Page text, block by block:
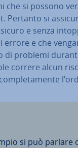
che si possono
Pertanto si
e senza
errore e che
di problemi
correre alcun
si può parlare